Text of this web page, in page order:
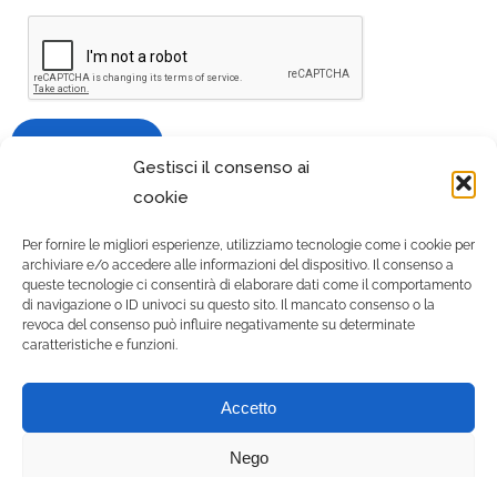
Gestisci il consenso ai
cookie
Per fornire le migliori esperienze, utilizziamo tecnologie come i cookie per
archiviare e/o accedere alle informazioni del dispositivo. Il consenso a
queste tecnologie ci consentirà di elaborare dati come il comportamento
di navigazione o ID univoci su questo sito. Il mancato consenso o la
revoca del consenso può influire negativamente su determinate
caratteristiche e funzioni.
Accetto
Nego
© 2021 Gruppo Zooiatra
srls - Tutti i diritti riservati. |
P.IVA 12556500010 |